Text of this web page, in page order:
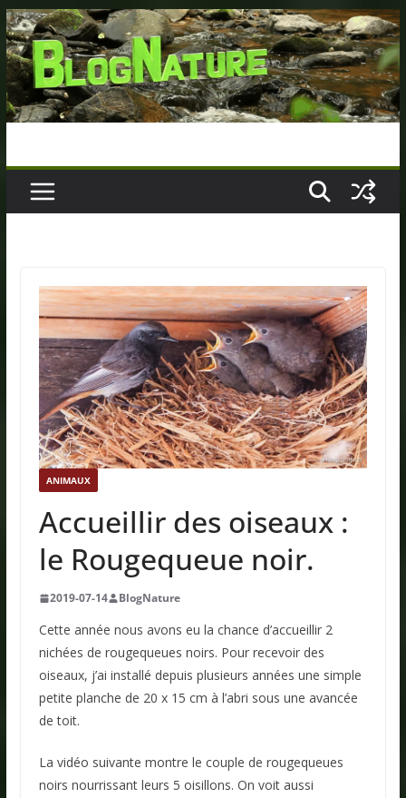
Passer
au
contenu
ANIMAUX
Accueillir des oiseaux :
le Rougequeue noir.
2019-07-14 BlogNature
Cette année nous avons eu la chance d’accueillir 2
nichées de rougequeues noirs. Pour recevoir des
oiseaux, j’ai installé depuis plusieurs années une simple
petite planche de 20 x 15 cm à l’abri sous une avancée
de toit.
La vidéo suivante montre le couple de rougequeues
noirs nourrissant leurs 5 oisillons. On voit aussi